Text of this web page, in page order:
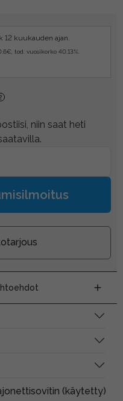
12 kuukauden ajan.
tod. vuosikorko 40.13%.
niin saat heti
(käytetty)